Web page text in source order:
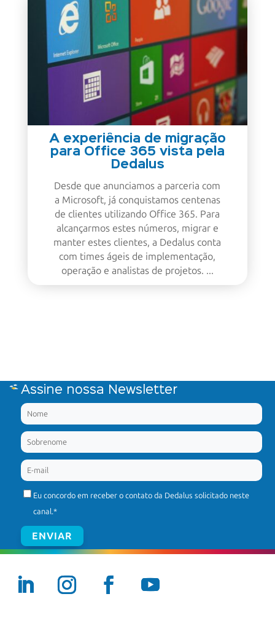
A experiência de migração
para Office 365 vista pela
Dedalus
Desde que anunciamos a parceria com
a Microsoft, já conquistamos centenas
de clientes utilizando Office 365. Para
alcançarmos estes números, migrar e
manter estes clientes, a Dedalus conta
com times ágeis de implementação,
operação e analistas de projetos. ...
Assine nossa Newsletter
Eu concordo em receber o contato da Dedalus solicitado neste
canal.*